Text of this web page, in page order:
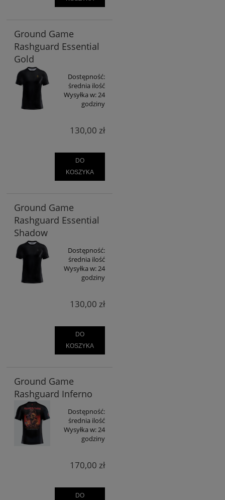
Ground Game
Rashguard Essential
Gold
Dostępność:
średnia ilość
Wysyłka w:24
godziny
130,00 zł
DO
KOSZYKA
Ground Game
Rashguard Essential
Shadow
Dostępność:
średnia ilość
Wysyłka w:24
godziny
130,00 zł
DO
KOSZYKA
Ground Game
Rashguard Inferno
Dostępność:
średnia ilość
Wysyłka w:24
godziny
170,00 zł
DO